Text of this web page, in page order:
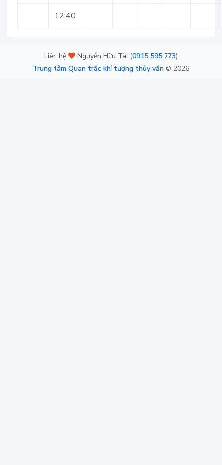
12:40
Liên hệ Nguyễn Hữu Tài (0915 595 773)
Trung tâm Quan trắc khí tượng thủy văn © 2026